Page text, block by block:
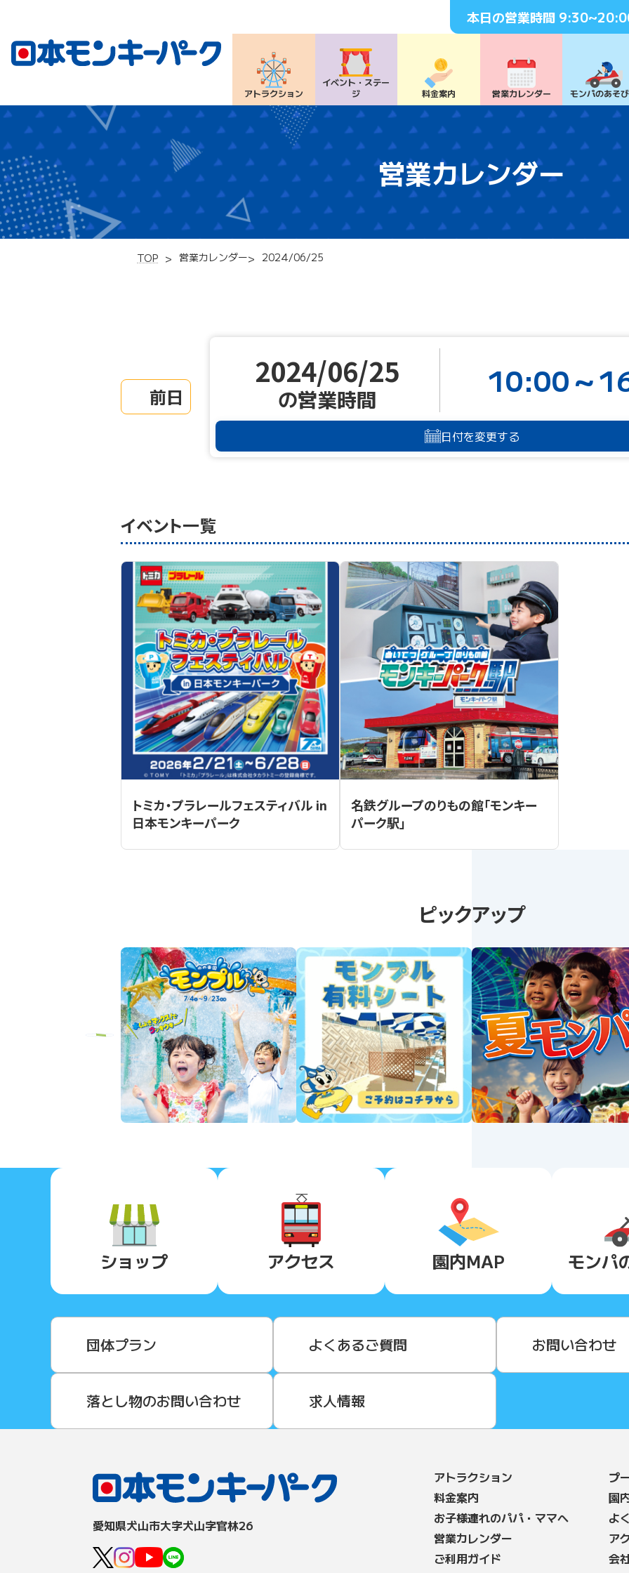
本日の営業時間
アトラクション
イベント・ ステー
ジ
料⾦案内 営業カレンダー モンパのあそ
営業カレンダー
TOP 営業カレンダー 2024/06/25
前日
2024/06/25
の営業時間 10:00～
日付を変更する
イベント一覧
トミカ・プラレールフェスティバル in
日本モンキーパーク
名鉄グループのりもの館「モンキー
パーク駅」
ピックアップ
Previous
ショップ アクセス 園内MAP モンパ
団体プラン よくあるご質問 お問い合わせ
落とし物のお問い合わせ 求人情報
愛知県⽝⼭市⼤字⽝⼭字官林26
アトラクション
料⾦案内
お子様連れのパパ・ママへ
営業カレンダー
ご利用ガイド
プ
園
よ
ア
会